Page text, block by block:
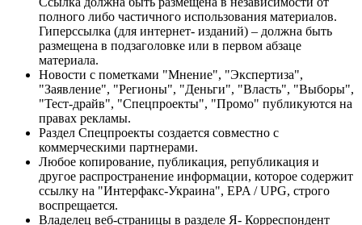
полного либо частичного использования материалов.
Гиперссылка (для интернет- изданий) – должна быть
размещена в подзаголовке или в первом абзаце
материала.
Новости с пометками "Мнение", "Экспертиза",
"Заявление", "Регионы", "Деньги", "Власть", "Выборы",
"Тест-драйв", "Спецпроекты", "Промо" публикуются на
правах рекламы.
Раздел Спецпроекты создается совместно с
коммерческими партнерами.
Любое копирование, публикация, републикация и
другое распространение информации, которое содержит
ссылку на "Интерфакс-Украина", EPA / UPG, строго
воспрещается.
Владелец веб-страницы в разделе Я- Корреспондент